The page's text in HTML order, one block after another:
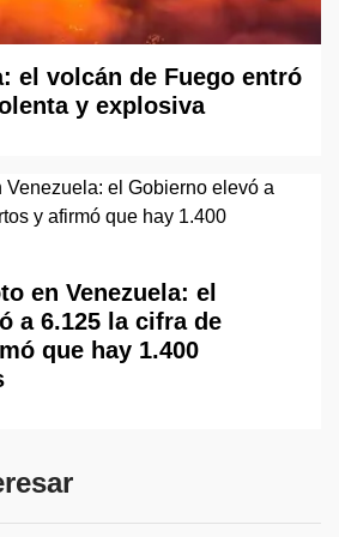
el volcán de Fuego entró
y explosiva
en Venezuela: el
a 6.125 la cifra de
que hay 1.400